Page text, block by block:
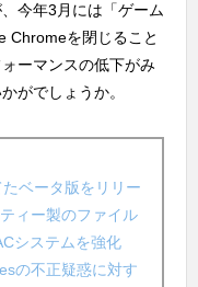
今年3月には「ゲーム
Chromeを閉じること
ーマンスの低下がみ
がでしょうか。
ベータ版をリリー
ィー製のファイル
システムを強化
の不正疑惑に対す